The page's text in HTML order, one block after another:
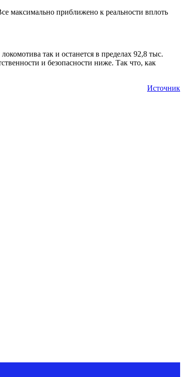
максимально приближено к реальности вплоть
так и останется в пределах 92,8 тыс.
и безопасности ниже. Так что, как
Источник